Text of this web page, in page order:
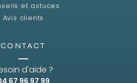
et astuces
Avis clients
CONTACT
d'aide ?
67 96 97 99